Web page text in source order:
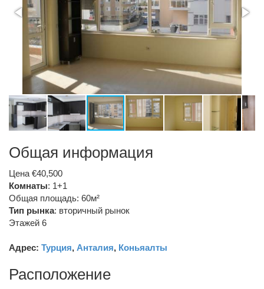
Общая информация
Цена €40,500
Комнаты: 1+1
Общая площадь: 60м²
Тип рынка: вторичный рынок
Этажей 6
Адрес: Турция, Анталия, Коньяалты
Расположение